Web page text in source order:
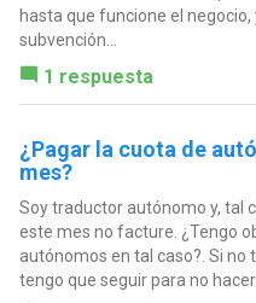
hasta que funcione el
subvención...
1 respuesta
¿Pagar la cuota de
mes?
Soy traductor autónomo y, tal
este mes no facture. ¿Tengo
autónomos en tal caso?. Si no
tengo que seguir para no